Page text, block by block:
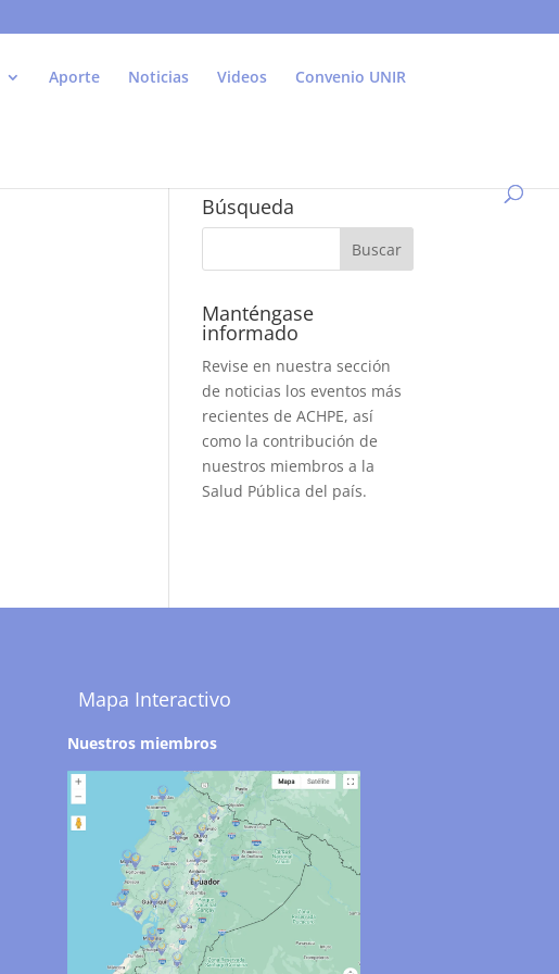
Aporte Noticias Videos Convenio UNIR
Búsqueda
Manténgase
informado
Revise en nuestra sección
de noticias los eventos más
recientes de ACHPE, así
como la contribución de
nuestros miembros a la
Salud Pública del país.
Mapa Interactivo
Nuestros miembros